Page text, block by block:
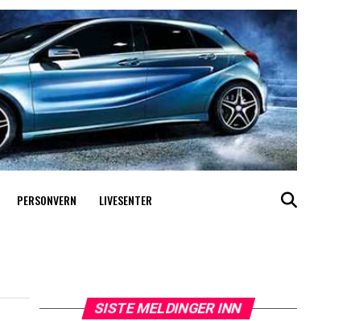
PERSONVERN LIVESENTER
SISTE MELDINGER INN